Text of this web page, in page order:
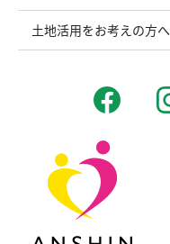
土地活用をお考えの方へ